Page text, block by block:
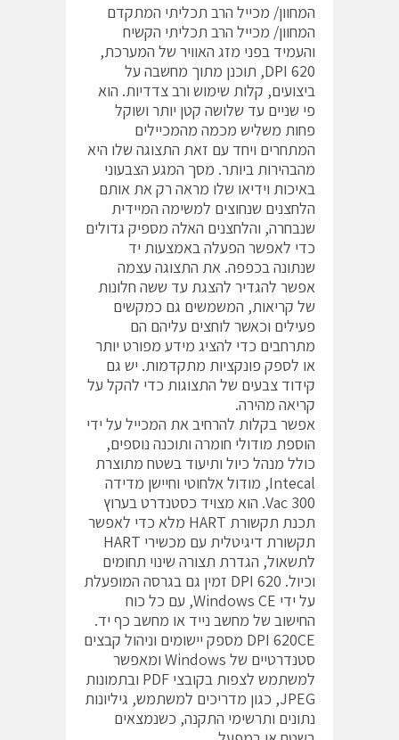
המחוון/ מכייל הרב תכליתי המתקדם
המחוון/ מכייל הרב תכליתי הקשיח
והעמיד בפני מזג האוויר של המערכת,
DPI 620, תוכנן מתוך מחשבה על
ביצועים, קלות שימוש ורב צדדיות. הוא
פי שניים עד שלושה קטן יותר ושוקל
פחות משליש מכמה מהמכיילים
המתחרים ויחד עם זאת התצוגה שלו היא
מהבהירות ביותר. מסך המגע הצבעוני
באיכות וידיאו שלו מראה רק את אותם
הלחצנים שנחוצים למשימה המיידית
שנבחרה, והלחצנים האלה מספיק גדולים
כדי לאפשר הפעלה באמצעות יד
שנתונה בכפפה. את התצוגה עצמה
אפשר להגדיר להצגת עד ששה חלונות
של קריאות, המשמשים גם כמקשים
פעילים וכאשר לוחצים עליהם הם
מתרחבים כדי להציג מידע מפורט יותר
או לספק פונקציות מתקדמות. יש גם
קידוד צבעים של התצוגות כדי להקל על
קריאה מהירה.
אפשר בקלות להרחיב את המכייל על ידי
הוספת מודולי חומרה ותוכנה נוספים,
כולל מנהל כיול ותיעוד בשטח מתוצרת
Intecal, מודול אלחוטי וחיישן מדידה
300 Vac. הוא מצויד כסטנדרט בערוץ
תכנת תקשורת HART מלא כדי לאפשר
תקשורת דיגיטלית עם מכשירי HART
לתשאול, הגדרת תצורה שינוי תחומים
וכיול. DPI 620 זמין גם בגרסה המופעלת
על ידי Windows CE, עם כל כוח
החישוב של מחשב נייד או מחשב כף יד.
DPI 620CE מספק יישומים וניהול קבצים
סטנדרטיים של Windows ומאפשר
למשתמש לצפות בקובצי PDF ובתמונות
JPEG, כגון מדריכים למשתמש, גיליונות
נתונים ותרשימי התקנה, כשנמצאים